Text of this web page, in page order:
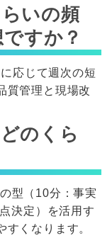
いの頻
すか？
応じて週次の短
質管理と現場改
のくら
型（10分：事実
決定）を活用す
くなります。